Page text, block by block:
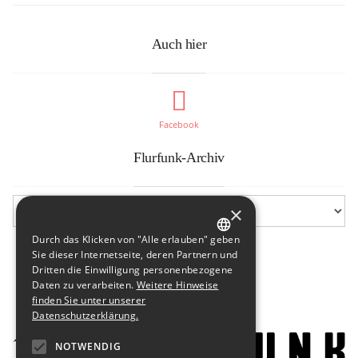
Auch hier
Facebook
Flurfunk-Archiv
GERMAN
ENGLISH
×
Durch das Klicken von "Alle erlauben" geben
Sie dieser Internetseite, deren Partnern und
Dritten die Einwilligung personenbezogene
Daten zu verarbeiten. Weitere Hinweise
finden Sie unter unserer
Datenschutzerklärung.
NOTWENDIG